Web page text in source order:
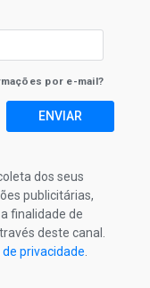
por e-mail?
ENVIAR
dos seus
publicitárias,
finalidade de
deste canal.
privacidade